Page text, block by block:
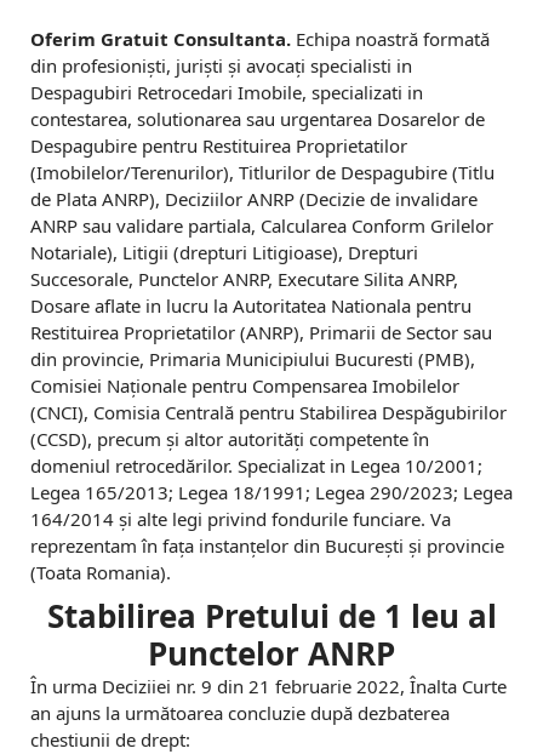
Oferim Gratuit Consultanta. Echipa noastră formată
din profesioniști, juriști și avocați specialisti in
Despagubiri Retrocedari Imobile, specializati in
contestarea, solutionarea sau urgentarea Dosarelor de
Despagubire pentru Restituirea Proprietatilor
(Imobilelor/Terenurilor), Titlurilor de Despagubire (Titlu
de Plata ANRP), Deciziilor ANRP (Decizie de invalidare
ANRP sau validare partiala, Calcularea Conform Grilelor
Notariale), Litigii (drepturi Litigioase), Drepturi
Succesorale, Punctelor ANRP, Executare Silita ANRP,
Dosare aflate in lucru la Autoritatea Nationala pentru
Restituirea Proprietatilor (ANRP), Primarii de Sector sau
din provincie, Primaria Municipiului Bucuresti (PMB),
Comisiei Naționale pentru Compensarea Imobilelor
(CNCI), Comisia Centrală pentru Stabilirea Despăgubirilor
(CCSD), precum și altor autorități competente în
domeniul retrocedărilor. Specializat in Legea 10/2001;
Legea 165/2013; Legea 18/1991; Legea 290/2023; Legea
164/2014 și alte legi privind fondurile funciare. Va
reprezentam în fața instanțelor din București și provincie
(Toata Romania).
Stabilirea Pretului de 1 leu al
Punctelor ANRP
În urma Deciziiei nr. 9 din 21 februarie 2022, Înalta Curte
an ajuns la următoarea concluzie după dezbaterea
chestiunii de drept: